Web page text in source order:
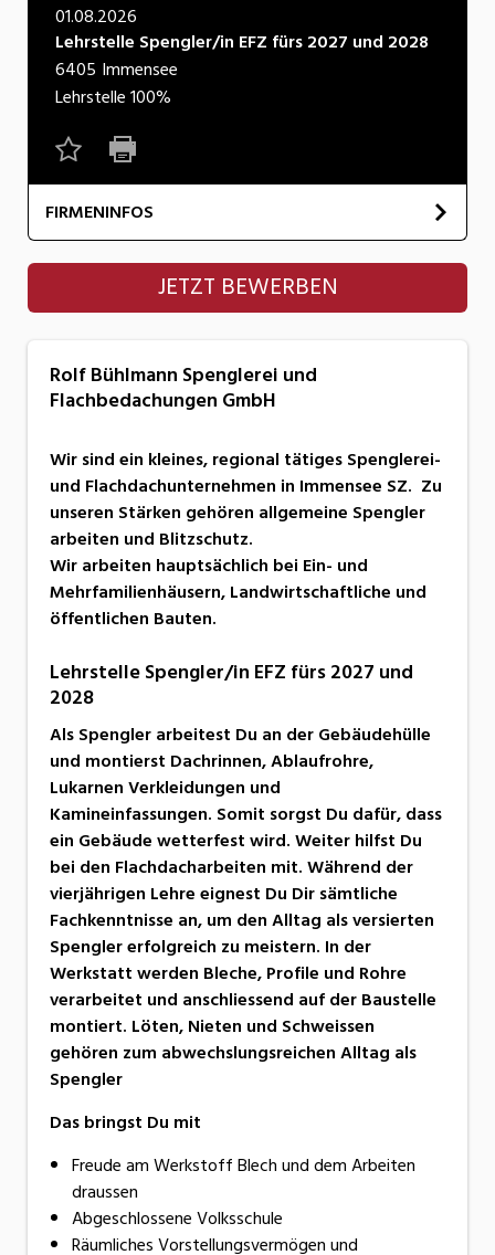
Natur
Verkehr/Logistik
Wirtschaft/Verwaltung
01.08.2026
Lehrstelle Spengler/in EFZ fürs 2027 und 2028
6405 Immensee
Lehrstelle100%
FIRMENINFOS
Rolf Bühlmann Spenglerei und
Flachbedachungen GmbH
JETZT BEWERBEN
Rolf Bühlmann Spenglerei und
Flachbedachungen GmbH
Wir sind ein kleines, regional tätiges Spenglerei-
und Flachdachunternehmen in Immensee SZ. Zu
unseren Stärken gehören allgemeine Spengler
arbeiten und Blitzschutz.
Wir arbeiten hauptsächlich bei Ein- und
Mehrfamilienhäusern, Landwirtschaftliche und
öffentlichen Bauten.
Lehrstelle Spengler/in EFZ fürs 2027 und
2028
Als Spengler arbeitest Du an der Gebäudehülle
und montierst Dachrinnen, Ablaufrohre,
Lukarnen Verkleidungen und
Kamineinfassungen. Somit sorgst Du dafür, dass
ein Gebäude wetterfest wird. Weiter hilfst Du
bei den Flachdacharbeiten mit. Während der
vierjährigen Lehre eignest Du Dir sämtliche
Fachkenntnisse an, um den Alltag als versierten
Spengler erfolgreich zu meistern. In der
Werkstatt werden Bleche, Profile und Rohre
verarbeitet und anschliessend auf der Baustelle
montiert. Löten, Nieten und Schweissen
gehören zum abwechslungsreichen Alltag als
Spengler
Das bringst Du mit
Freude am Werkstoff Blech und dem Arbeiten
draussen
Abgeschlossene Volksschule
Räumliches Vorstellungsvermögen und